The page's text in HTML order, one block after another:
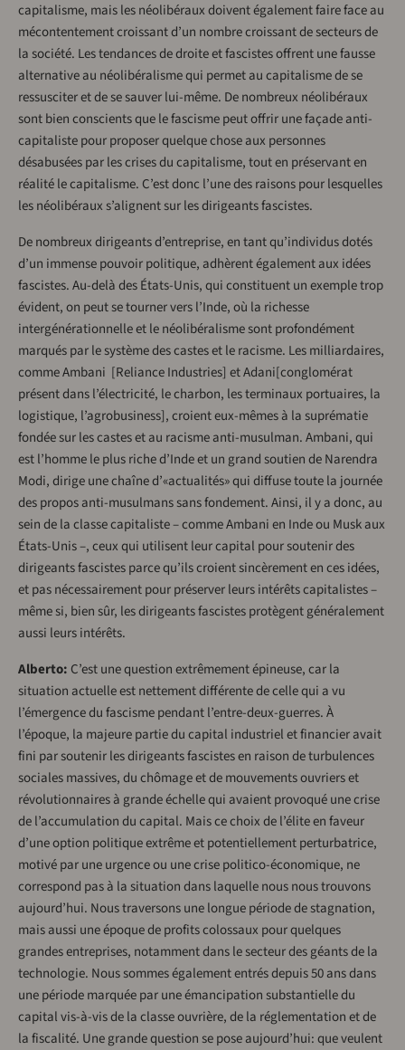
capitalisme, mais les néolibéraux doivent également faire face au
mécontentement croissant d’un nombre croissant de secteurs de
la société. Les tendances de droite et fascistes offrent une fausse
alternative au néolibéralisme qui permet au capitalisme de se
ressusciter et de se sauver lui-même. De nombreux néolibéraux
sont bien conscients que le fascisme peut offrir une façade anti-
capitaliste pour proposer quelque chose aux personnes
désabusées par les crises du capitalisme, tout en préservant en
réalité le capitalisme. C’est donc l’une des raisons pour lesquelles
les néolibéraux s’alignent sur les dirigeants fascistes.
De nombreux dirigeants d’entreprise, en tant qu’individus dotés
d’un immense pouvoir politique, adhèrent également aux idées
fascistes. Au-delà des États-Unis, qui constituent un exemple trop
évident, on peut se tourner vers l’Inde, où la richesse
intergénérationnelle et le néolibéralisme sont profondément
marqués par le système des castes et le racisme. Les milliardaires,
comme Ambani [Reliance Industries] et Adani[conglomérat
présent dans l’électricité, le charbon, les terminaux portuaires, la
logistique, l’agrobusiness], croient eux-mêmes à la suprématie
fondée sur les castes et au racisme anti-musulman. Ambani, qui
est l’homme le plus riche d’Inde et un grand soutien de Narendra
Modi, dirige une chaîne d’«actualités» qui diffuse toute la journée
des propos anti-musulmans sans fondement. Ainsi, il y a donc, au
sein de la classe capitaliste – comme Ambani en Inde ou Musk aux
États-Unis –, ceux qui utilisent leur capital pour soutenir des
dirigeants fascistes parce qu’ils croient sincèrement en ces idées,
et pas nécessairement pour préserver leurs intérêts capitalistes –
même si, bien sûr, les dirigeants fascistes protègent généralement
aussi leurs intérêts.
Alberto: C’est une question extrêmement épineuse, car la
situation actuelle est nettement différente de celle qui a vu
l’émergence du fascisme pendant l’entre-deux-guerres. À
l’époque, la majeure partie du capital industriel et financier avait
fini par soutenir les dirigeants fascistes en raison de turbulences
sociales massives, du chômage et de mouvements ouvriers et
révolutionnaires à grande échelle qui avaient provoqué une crise
de l’accumulation du capital. Mais ce choix de l’élite en faveur
d’une option politique extrême et potentiellement perturbatrice,
motivé par une urgence ou une crise politico-économique, ne
correspond pas à la situation dans laquelle nous nous trouvons
aujourd’hui. Nous traversons une longue période de stagnation,
mais aussi une époque de profits colossaux pour quelques
grandes entreprises, notamment dans le secteur des géants de la
technologie. Nous sommes également entrés depuis 50 ans dans
une période marquée par une émancipation substantielle du
capital vis-à-vis de la classe ouvrière, de la réglementation et de
la fiscalité. Une grande question se pose aujourd’hui: que veulent